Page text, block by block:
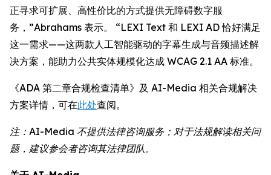
正寻求可扩展、高性价比的方式提供无障碍数字服
务，”Abrahams 表示。 “LEXI Text 和 LEXI AD 恰好满足
这一需求——这两款人工智能驱动的字幕生成与音频描述解
决方案，能助力公共实体规模化达成 WCAG 2.1 AA 标准。
《ADA 第二章合规检查清单》及 AI-Media 相关合规解决
方案详情，可在此处查阅。
注：AI-Media 不提供法律咨询服务；对于法规解读相关问
题，建议参会者咨询其法律团队。